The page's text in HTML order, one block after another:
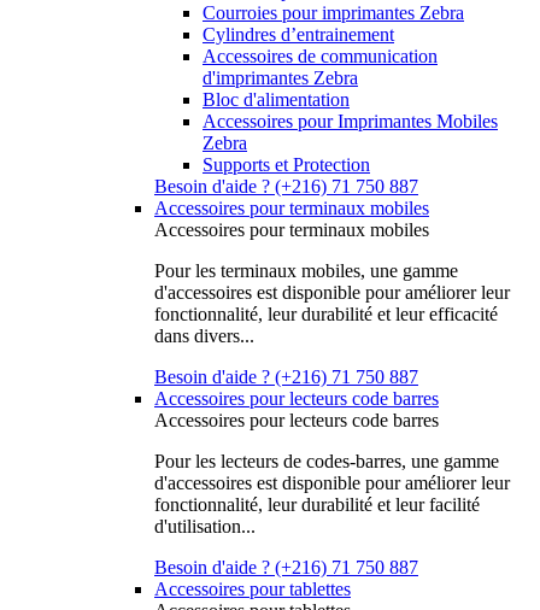
Courroies pour imprimantes Zebra
Cylindres d’entrainement
Accessoires de communication
d'imprimantes Zebra
Bloc d'alimentation
Accessoires pour Imprimantes Mobiles
Zebra
Supports et Protection
Besoin d'aide ? (+216) 71 750 887
Accessoires pour terminaux mobiles
Accessoires pour terminaux mobiles
Pour les terminaux mobiles, une gamme
d'accessoires est disponible pour améliorer leur
fonctionnalité, leur durabilité et leur efficacité
dans divers...
Besoin d'aide ? (+216) 71 750 887
Accessoires pour lecteurs code barres
Accessoires pour lecteurs code barres
Pour les lecteurs de codes-barres, une gamme
d'accessoires est disponible pour améliorer leur
fonctionnalité, leur durabilité et leur facilité
d'utilisation...
Besoin d'aide ? (+216) 71 750 887
Accessoires pour tablettes